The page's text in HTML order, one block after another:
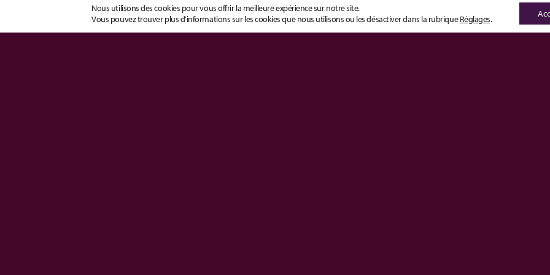
Découvrir la solution
Nous utilisons des cookies pour vous offrir la meilleure expérience sur notre site.
Vous pouvez trouver plus d'informations sur les cookies que nous utilisons ou les désactiver dans la rubriqueRéglages.